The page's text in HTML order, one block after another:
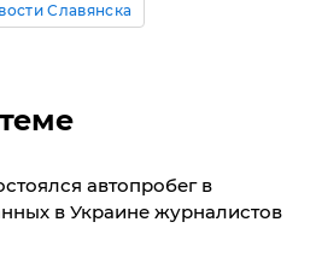
Славянска
автопробег в
в Украине журналистов